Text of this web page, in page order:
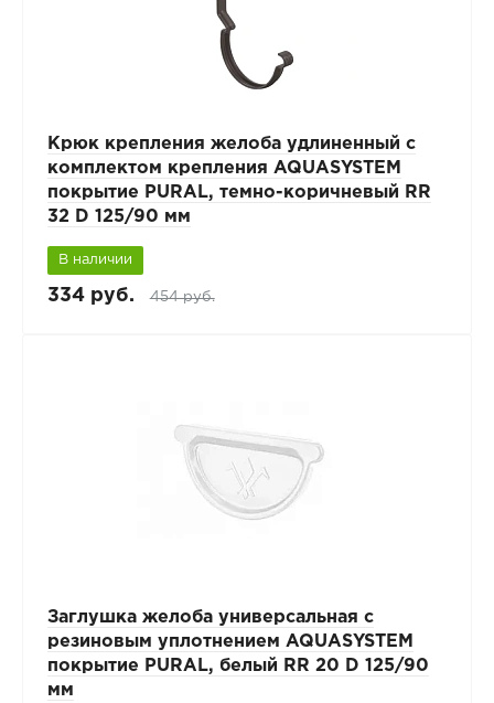
Крюк крепления желоба удлиненный с
комплектом крепления AQUASYSTEM
покрытие PURAL, темно-коричневый RR
32 D 125/90 мм
В наличии
334 руб. 454 руб.
Заглушка желоба универсальная с
резиновым уплотнением AQUASYSTEM
покрытие PURAL, белый RR 20 D 125/90
мм